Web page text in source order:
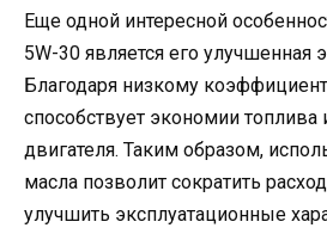
Еще одной интересной
5W-30 является его улучшенная
Благодаря низкому
способствует экономии топлива
двигателя. Таким образом,
масла позволит сократить
улучшить эксплуатационные